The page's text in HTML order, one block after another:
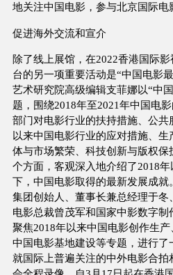
地关注中国电影，参与北京国际电
促进海外交流和宣介
除了线上展馆，在2022香港国际
台的另一项重要活动是“中国电影
艺术研究院高级编辑支菲娜以“中
题，围绕2018年至2021年中国电
部门对电影行业的扶持措施、公
以来中国电影行业的应对措施、
体与市场繁荣、科技创新与版权保
个方面，客观深入地介绍了2018
下，中国电影取得的最新发展成
集团创始人、董事长兼总经理于
电影总裁曾茂军和国家中影数字制
聚焦2018年以来中国电影创作生
中国电影基地建设等专题，进行
就国际上普遍关注的中外电影合